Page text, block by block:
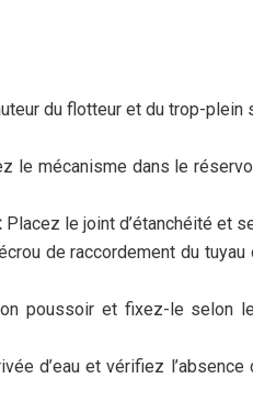
du flotteur et du trop-
le mécanisme dans le
Placez le joint d’étanchéité et
de raccordement du
poussoir et fixez-le selon
d’eau et vérifiez